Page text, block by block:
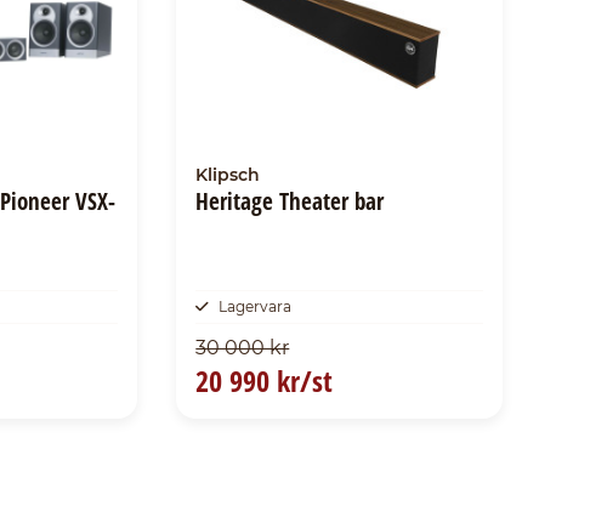
VSX-
Klipsch
Heritage Theater bar
Lagervara
30 000 kr
20 990 kr/st